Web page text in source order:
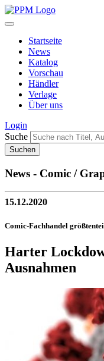
Startseite
News
Katalog
Vorschau
Händler
Verlage
Über uns
Login
Suche
News - Comic /
15.12.2020
Comic-Fachhandel
Harter
Ausnahmen